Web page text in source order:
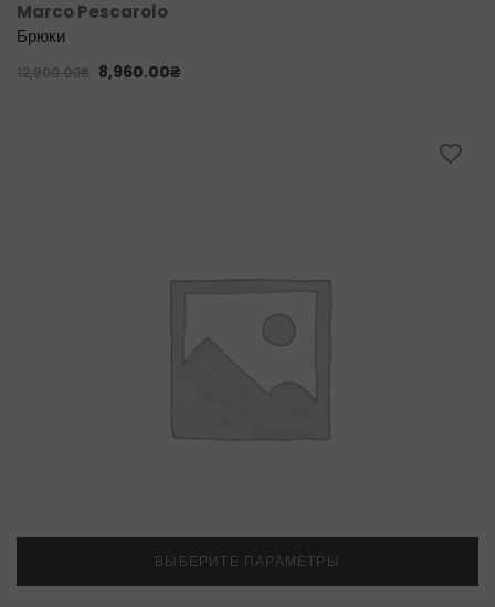
Marco Pescarolo
Брюки
12,800.00₴ 8,960.00₴
ВЫБЕРИТЕ ПАРАМЕТРЫ